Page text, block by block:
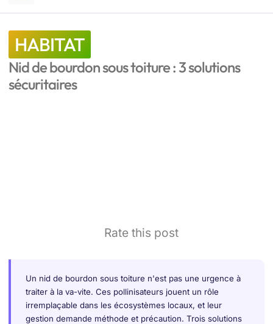
HABITAT
Nid de bourdon sous toiture : 3 solutions
sécuritaires
Rate this post
Un nid de bourdon sous toiture n'est pas une urgence à
traiter à la va-vite. Ces pollinisateurs jouent un rôle
irremplaçable dans les écosystèmes locaux, et leur
gestion demande méthode et précaution. Trois solutions